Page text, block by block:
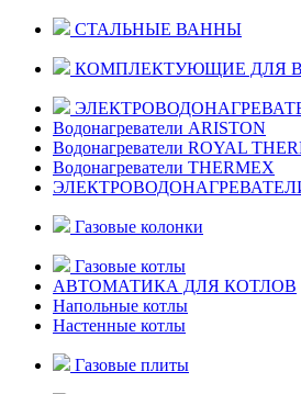
СТАЛЬНЫЕ ВАННЫ
КОМПЛЕКТУЮЩИЕ ДЛЯ
Водонагреватели ARISTON
Водонагреватели ROYAL
Водонагреватели THERMEX
Газовые колонки
Газовые котлы
АВТОМАТИКА ДЛЯ КОТЛОВ
Напольные котлы
Настенные котлы
Газовые плиты